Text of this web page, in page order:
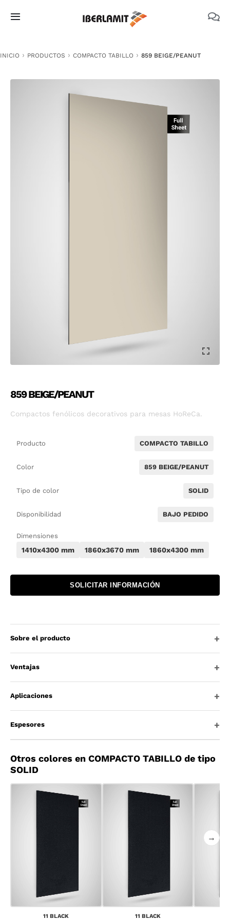
Toggle
NOSOTROS
INICIO PRODUCTOS COMPACTO TABILLO 859 BEIGE/PEANUT
859 BEIGE/PEANUT
Compactos fenólicos decorativos para mesas HoReCa.
Producto COMPACTO TABILLO
Color 859 BEIGE/PEANUT
Tipo de color SOLID
Disponibilidad BAJO PEDIDO
Dimensiones
1410x4300 mm 1860x3670 mm 1860x4300 mm
SOLICITAR INFORMACIÓN
Sobre el producto
Ventajas
Aplicaciones
Espesores
Otros colores en COMPACTO TABILLO de tipo
SOLID
11 BLACK 11 BLACK
→